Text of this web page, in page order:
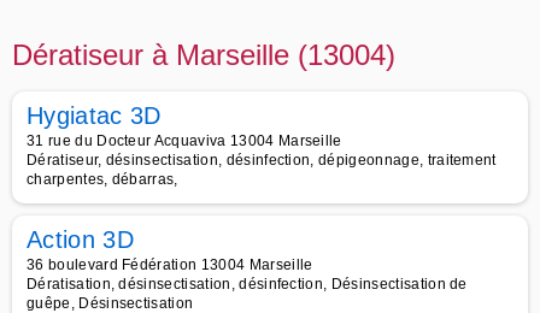
Dératiseur à Marseille (13004)
Hygiatac 3D
31 rue du Docteur Acquaviva 13004 Marseille
Dératiseur, désinsectisation, désinfection, dépigeonnage, traitement
charpentes, débarras,
Action 3D
36 boulevard Fédération 13004 Marseille
Dératisation, désinsectisation, désinfection, Désinsectisation de
guêpe, Désinsectisation